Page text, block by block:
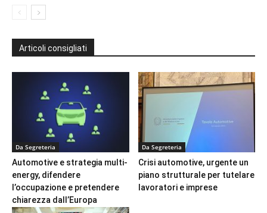
Articoli consigliati
Da Segreteria
Automotive e strategia multi-
energy, difendere
l’occupazione e pretendere
chiarezza dall’Europa
Da Segreteria
Crisi automotive, urgente un
piano strutturale per tutelare
lavoratori e imprese